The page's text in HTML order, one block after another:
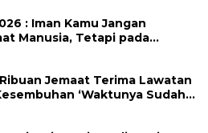
: Iman Kamu Jangan
Manusia, Tetapi pada
Jemaat Terima Lawatan